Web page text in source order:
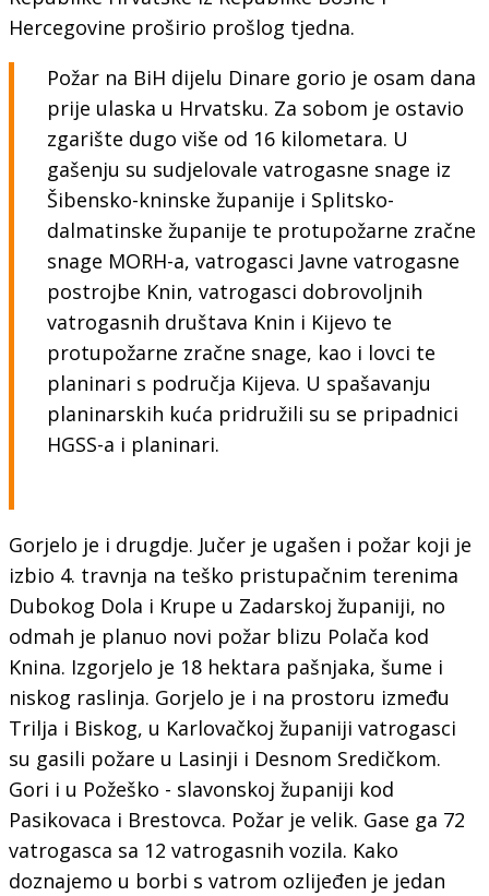
Hercegovine proširio prošlog tjedna.
Požar na BiH dijelu Dinare gorio je osam dana
prije ulaska u Hrvatsku. Za sobom je ostavio
zgarište dugo više od 16 kilometara. U
gašenju su sudjelovale vatrogasne snage iz
Šibensko-kninske županije i Splitsko-
dalmatinske županije te protupožarne zračne
snage MORH-a, vatrogasci Javne vatrogasne
postrojbe Knin, vatrogasci dobrovoljnih
vatrogasnih društava Knin i Kijevo te
protupožarne zračne snage, kao i lovci te
planinari s područja Kijeva. U spašavanju
planinarskih kuća pridružili su se pripadnici
HGSS-a i planinari.
Gorjelo je i drugdje. Jučer je ugašen i požar koji je
izbio 4. travnja na teško pristupačnim terenima
Dubokog Dola i Krupe u Zadarskoj županiji, no
odmah je planuo novi požar blizu Polača kod
Knina. Izgorjelo je 18 hektara pašnjaka, šume i
niskog raslinja. Gorjelo je i na prostoru između
Trilja i Biskog, u Karlovačkoj županiji vatrogasci
su gasili požare u Lasinji i Desnom Sredičkom.
Gori i u Požeško - slavonskoj županiji kod
Pasikovaca i Brestovca. Požar je velik. Gase ga 72
vatrogasca sa 12 vatrogasnih vozila. Kako
doznajemo u borbi s vatrom ozlijeđen je jedan